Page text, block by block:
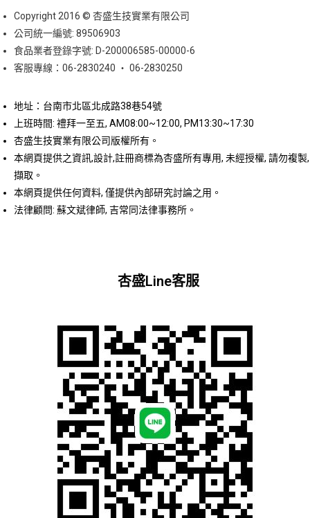
Copyright 2016 © 杏盛生技實業有限公司
公司統一編號: 89506903
食品業者登錄字號: D-200006585-00000-6
客服專線：06-2830240 ‧ 06-2830250
地址：台南市北區北成路38巷54號
上班時間: 禮拜一至五, AM08:00~12:00, PM13:30~17:30
杏盛生技實業有限公司版權所有。
本網頁提供之資訊,設計,註冊商標為杏盛所有專用, 未經授權, 請勿複製,
擷取。
本網頁提供任何資料, 僅提供內部研究討論之用。
法律顧問: 蘇文斌律師, 吉常同法律事務所。
杏盛Line客服